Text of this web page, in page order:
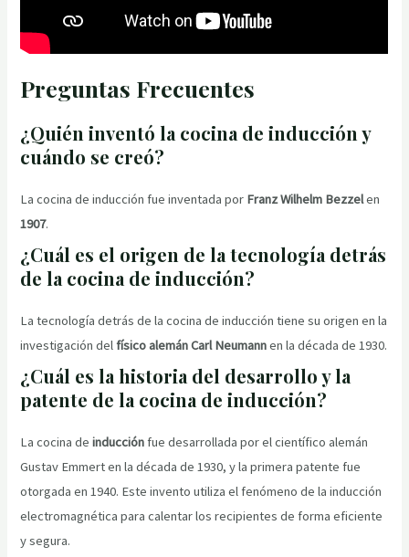
Preguntas Frecuentes
¿Quién inventó la cocina de inducción y
cuándo se creó?
La cocina de inducción fue inventada por Franz Wilhelm Bezzelen
1907.
¿Cuál es el origen de la tecnología detrás
de la cocina de inducción?
La tecnología detrás de la cocina de inducción tiene su origen en la
investigación delfísico alemán Carl Neumannen la década de 1930.
¿Cuál es la historia del desarrollo y la
patente de la cocina de inducción?
La cocina deinducciónfue desarrollada por el científico alemán
Gustav Emmert en la década de 1930, y la primera patente fue
otorgada en 1940. Este invento utiliza el fenómeno de la inducción
electromagnética para calentar los recipientes de forma eficiente
y segura.